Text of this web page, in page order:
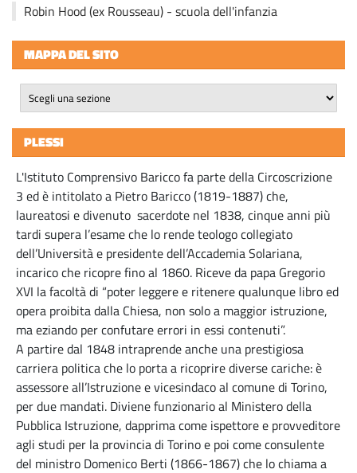
Robin Hood (ex Rousseau) - scuola dell'infanzia
MAPPA DEL SITO
PLESSI
L'Istituto Comprensivo Baricco fa parte della Circoscrizione
3 ed è intitolato a Pietro Baricco (1819-1887) che,
laureatosi e divenuto sacerdote nel 1838, cinque anni più
tardi supera l’esame che lo rende teologo collegiato
dell’Università e presidente dell’Accademia Solariana,
incarico che ricopre fino al 1860. Riceve da papa Gregorio
XVI la facoltà di “poter leggere e ritenere qualunque libro ed
opera proibita dalla Chiesa, non solo a maggior istruzione,
ma eziando per confutare errori in essi contenuti”.
A partire dal 1848 intraprende anche una prestigiosa
carriera politica che lo porta a ricoprire diverse cariche: è
assessore all’Istruzione e vicesindaco al comune di Torino,
per due mandati. Diviene funzionario al Ministero della
Pubblica Istruzione, dapprima come ispettore e provveditore
agli studi per la provincia di Torino e poi come consulente
del ministro Domenico Berti (1866-1867) che lo chiama a